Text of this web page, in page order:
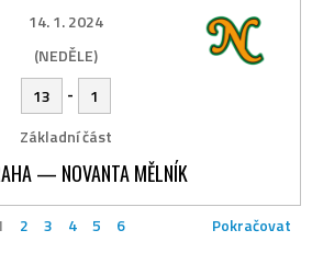
14. 1. 2024
(NEDĚLE)
13
-
1
Základní část
— NOVANTA MĚLNÍK
2 3 4 5 6 Pokračovat